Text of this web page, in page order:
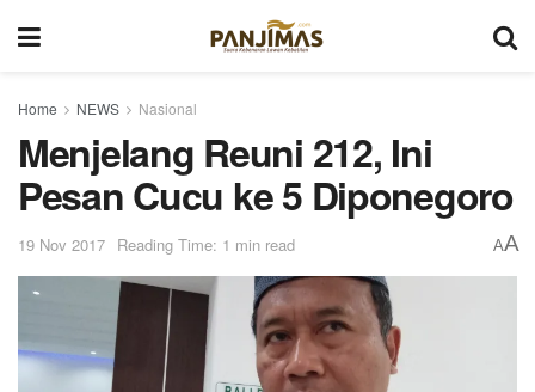
Home NEWS Nasional
Menjelang Reuni 212, Ini
Pesan Cucu ke 5 Diponegoro
19 Nov 2017 Reading Time: 1 min read AA